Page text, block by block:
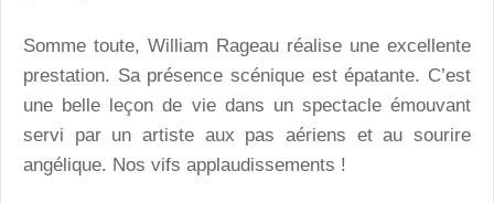
Somme toute, William Rageau réalise une excellente
prestation. Sa présence scénique est épatante. C’est
une belle leçon de vie dans un spectacle émouvant
servi par un artiste aux pas aériens et au sourire
angélique. Nos vifs applaudissements !